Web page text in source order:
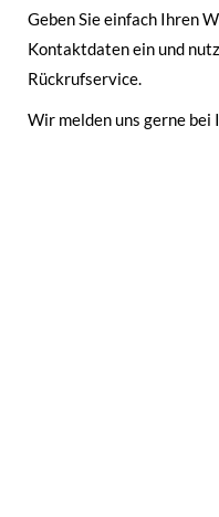
Geben Sie einfach Ihren
Kontaktdaten ein und
Rückrufservice.
Wir melden uns gerne bei